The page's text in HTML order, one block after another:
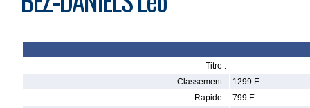
Titre :
Classement :
1299 E
Rapide :
799 E